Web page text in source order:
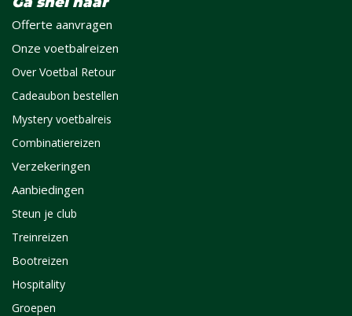
Offerte aanvragen
Onze voetbalreizen
Over Voetbal Retour
Cadeaubon bestellen
Mystery voetbalreis
Combinatiereizen
Verzekeringen
Aanbiedingen
Steun je club
Treinreizen
Bootreizen
Hospitality
Groepen